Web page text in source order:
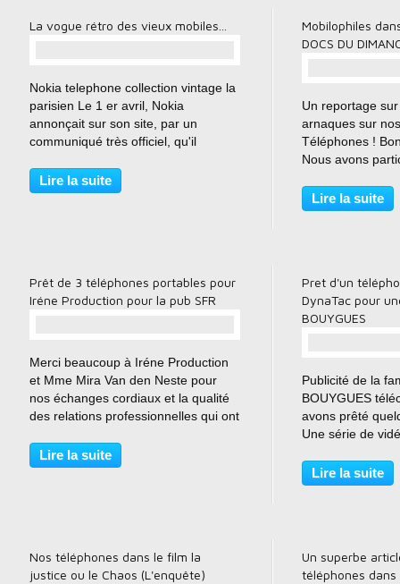
La vogue rétro des vieux mobiles...
Nokia telephone collection vintage la
parisien Le 1 er avril, Nokia
annonçait sur son site, par un
communiqué très officiel, qu'il
modèle phare, le 3310, en jaune,
bleu, rouge et vert. Un poisson d'avril
Lire la suite
Mobilophiles
DOCS DU
Un reportage
arnaques sur
Téléphones !
Nous avons
téléphones que
visionner à la
Lire la suite
Prêt de 3 téléphones portables pour
Iréne Production pour la pub SFR
Merci beaucoup à Iréne Production
et Mme Mira Van den Neste pour
nos échanges cordiaux et la qualité
des relations professionnelles qui ont
de voir nos téléphones dans des
pub. Ce coup ci c'est pour SFR. Une
Lire la suite
Pret d'un
DynaTac pour
BOUYGUES
Publicité de la
BOUYGUES
avons prêté
Une série de
Lire la suite
Nos téléphones dans le film la
justice ou le Chaos (L'enquête)
Un superbe
téléphones dans